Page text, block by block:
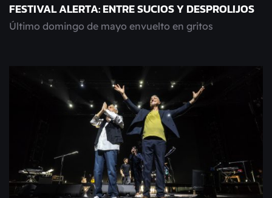
FESTIVAL ALERTA: ENTRE SUCIOS Y DESPROLIJOS
Último domingo de mayo envuelto en gritos